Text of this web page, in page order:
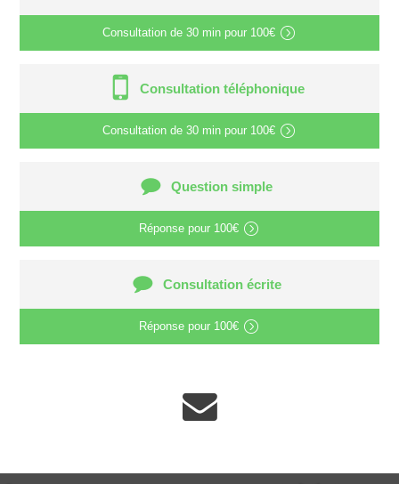
Consultation de 30 min pour 100€
Consultation téléphonique
Consultation de 30 min pour 100€
Question simple
Réponse pour 100€
Consultation écrite
Réponse pour 100€